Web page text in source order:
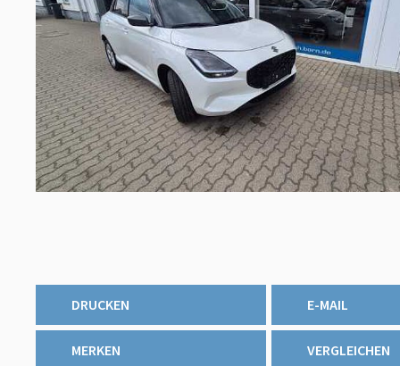
DRUCKEN E-MAIL
MERKEN VERGLEICHEN